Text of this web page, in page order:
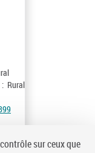
: Rural
sur ceux que